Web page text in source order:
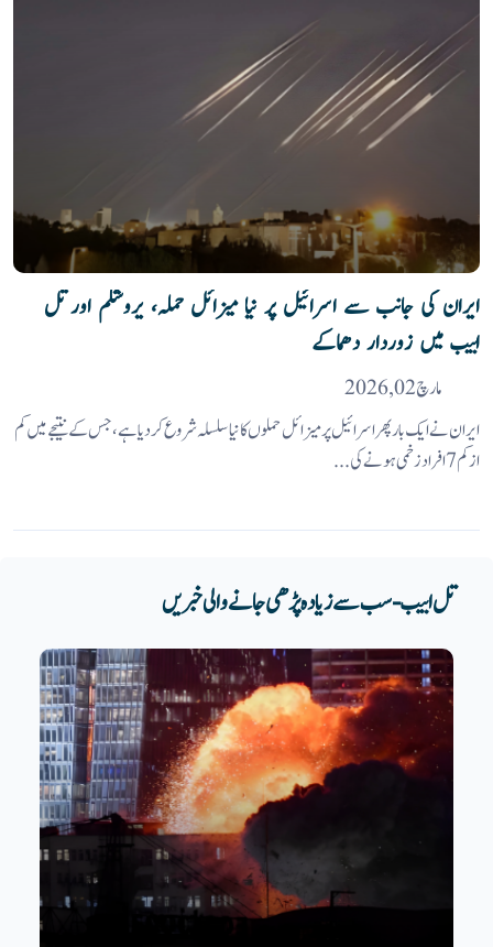
ایران کی جانب سے اسرائیل پر نیا میزائل حملہ، یروشلم اور تل
ابیب میں زوردار دھماکے
مارچ 02, 2026
ایران نے ایک بار پھر اسرائیل پر میزائل حملوں کا نیا سلسلہ شروع کر دیا ہے، جس کے نتیجے میں کم
از کم 7 افراد زخمی ہونے کی...
تل ابیب - سب سے زیادہ پڑھی جانے والی خبریں